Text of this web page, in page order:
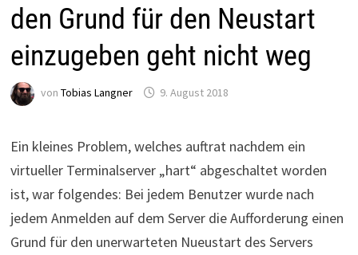
den Grund für den Neustart
einzugeben geht nicht weg
von Tobias Langner 9. August 2018
Ein kleines Problem, welches auftrat nachdem ein
virtueller Terminalserver „hart“ abgeschaltet worden
ist, war folgendes: Bei jedem Benutzer wurde nach
jedem Anmelden auf dem Server die Aufforderung einen
Grund für den unerwarteten Nueustart des Servers